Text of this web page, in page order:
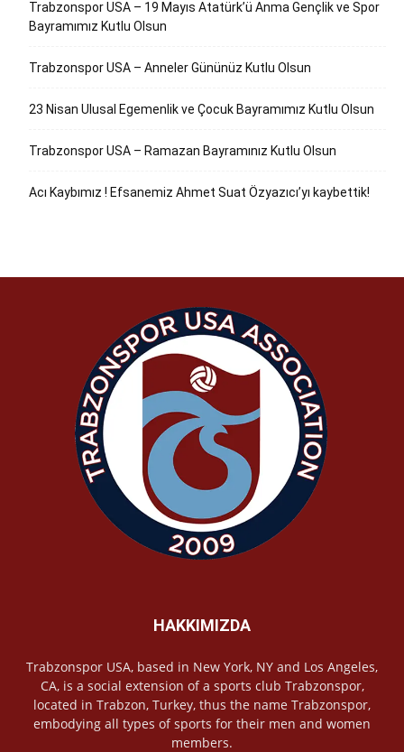
Trabzonspor USA – 19 Mayıs Atatürk’ü Anma Gençlik ve Spor
Bayramımız Kutlu Olsun
Trabzonspor USA – Anneler Gününüz Kutlu Olsun
23 Nisan Ulusal Egemenlik ve Çocuk Bayramımız Kutlu Olsun
Trabzonspor USA – Ramazan Bayramınız Kutlu Olsun
Acı Kaybımız ! Efsanemiz Ahmet Suat Özyazıcı’yı kaybettik!
HAKKIMIZDA
Trabzonspor USA, based in New York, NY and Los Angeles,
CA, is a social extension of a sports club Trabzonspor,
located in Trabzon, Turkey, thus the name Trabzonspor,
embodying all types of sports for their men and women
members.